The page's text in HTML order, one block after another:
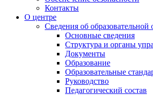
Контакты
О центре
Сведения об образовательной
Основные сведения
Структура и органы
Документы
Образование
Образовательные
Руководство
Педагогический состав